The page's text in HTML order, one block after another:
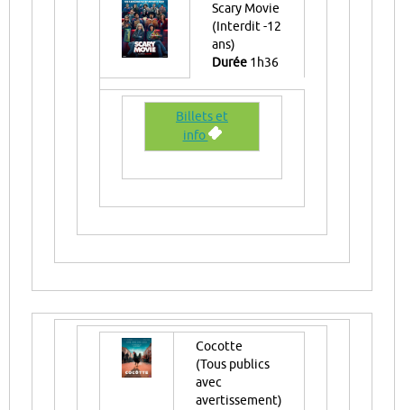
Scary Movie
(Interdit -12
ans)
Durée 1h36
Billets et
info
Cocotte
(Tous publics
avec
avertissement)